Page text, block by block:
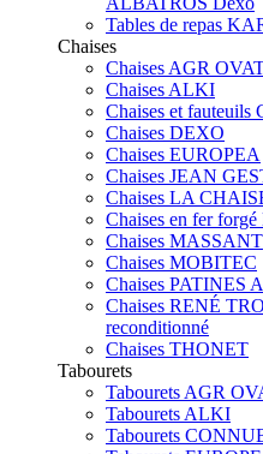
Tables de repas
Chaises
Chaises AGR
Chaises ALKI
Chaises et
Chaises DEXO
Chaises EUROPEA
Chaises JEAN
Chaises LA
Chaises en fer
Chaises MASSANT
Chaises MOBITEC
Chaises PATINES
Chaises RENÉ
reconditionné
Chaises THONET
Tabourets
Tabourets AGR
Tabourets ALKI
Tabourets